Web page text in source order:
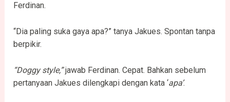
Ferdinan.
“Dia paling suka gaya apa?” tanya Jakues. Spontan tanpa
berpikir.
“Doggy style,”jawab Ferdinan. Cepat. Bahkan sebelum
pertanyaan Jakues dilengkapi dengan kata ‘apa’.